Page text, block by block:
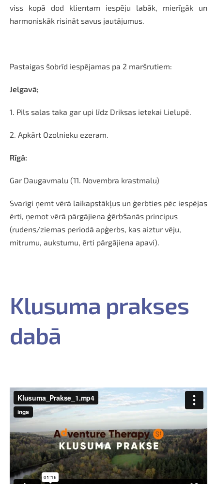
viss kopā dod klientam iespēju labāk, mierīgāk un
harmoniskāk risināt savus jautājumus.
Pastaigas šobrīd iespējamas pa 2 maršrutiem:
Jelgavā;
1. Pils salas taka gar upi līdz Driksas ietekai Lielupē.
2. Apkārt Ozolnieku ezeram.
Rīgā:
Gar Daugavmalu (11. Novembra krastmalu)
Svarīgi ņemt vērā laikapstākļus un ģerbties pēc iespējas
ērti, ņemot vērā pārgājiena ģērbšanās principus
(rudens/ziemas periodā apģerbs, kas aiztur vēju,
mitrumu, aukstumu, ērti pārgājiena apavi).
Klusuma prakses
dabā